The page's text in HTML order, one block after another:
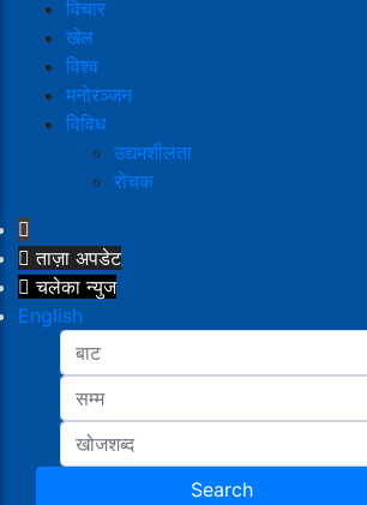
विचार
खेल
विश्व
मनोरञ्जन
विविध
उद्यमशीलता
रोचक
ताज़ा अपडेट
चलेका न्युज
English